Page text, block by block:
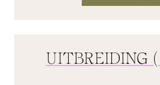
UITBREIDING